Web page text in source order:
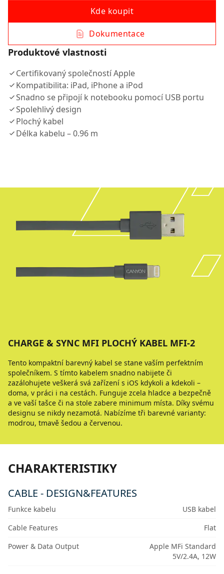
Kde koupit
Dokumentace
Produktové vlastnosti
Certifikovaný společností Apple
Kompatibilita: iPad, iPhone a iPod
Snadno se připojí k notebooku pomocí USB portu
Spolehlivý design
Plochý kabel
Délka kabelu – 0.96 m
CHARGE & SYNC MFI PLOCHÝ KABEL MFI-2
Tento kompaktní barevný kabel se stane vaším perfektním
společníkem. S tímto kabelem snadno nabijete či
zazálohujete veškerá svá zařízení s iOS kdykoli a kdekoli –
doma, v práci i na cestách. Funguje zcela hladce a bezpečně
a ve vaší tašce či na stole zabere minimum místa. Díky svému
designu se nikdy nezamotá. Nabízíme tři barevné varianty:
modrou, tmavě šedou a červenou.
CHARAKTERISTIKY
CABLE - DESIGN&FEATURES
Funkce kabelu
USB kabel
Cable Features
Flat
Power & Data Output
Apple MFi Standard
5V/2.4A, 12W